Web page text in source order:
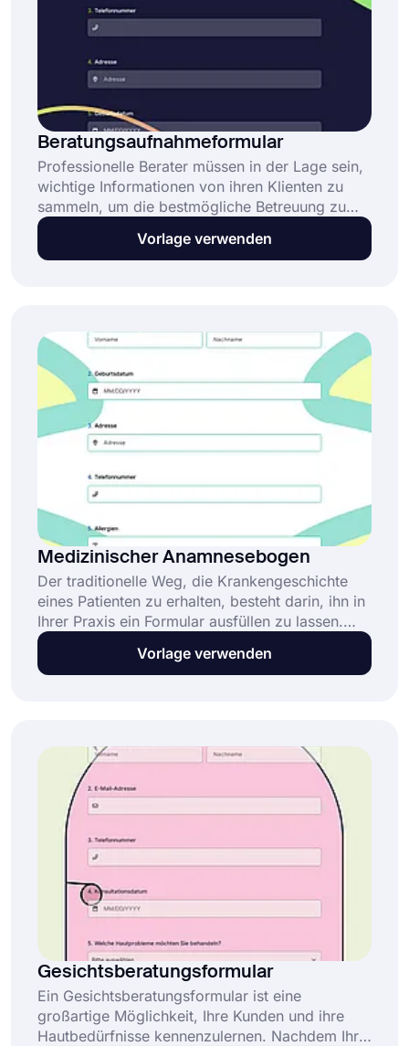
Beratungsaufnahmeformular
Professionelle Berater müssen in der Lage sein,
wichtige Informationen von ihren Klienten zu
sammeln, um die bestmögliche Betreuung zu
gewährleisten. Diese Vorlage für ein
Aufnahmeformular soll Beratern dabei helfen,
Vorlage verwenden
Medizinischer Anamnesebogen
Der traditionelle Weg, die Krankengeschichte
eines Patienten zu erhalten, besteht darin, ihn in
Ihrer Praxis ein Formular ausfüllen zu lassen.
Dieser Vorgang kann sowohl für Sie als auch für
den Patienten zeitaufwändig und unangenehm
benutzerdefiniertes Formular erstellen.
Außerdem können Sie Fragen einfach und
mühelos hinzufügen oder entfernen.
Vorlage verwenden
Gesichtsberatungsformular
Ein Gesichtsberatungsformular ist eine
großartige Möglichkeit, Ihre Kunden und ihre
Hautbedürfnisse kennenzulernen. Nachdem Ihr